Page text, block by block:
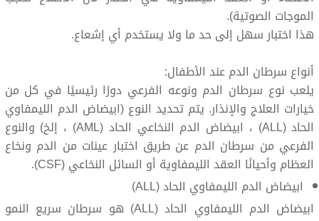
الموجات الصوتية).
هذا اختبار سهل إلى حد ما ولا يستخدم أي إشعاع.
أنواع سرطان الدم عند الأطفال:
يلعب نوع سرطان الدم ونوعه الفرعي دورًا رئيسيًا في كل من
خيارات العلاج والإنذار. يتم تحديد النوع (ابيضاض الدم الليمفاوي
الحاد (ALL) ، ابيضاض الدم النخاعي الحاد (AML) ، إلخ) والنوع
الفرعي من سرطان الدم عن طريق اختبار عينات من الدم ونخاع
العظام وأحيانًا العقد الليمفاوية أو السائل النخاعي (CSF).
ابيضاض الدم الليمفاوي الحاد (ALL)
ابيضاض الدم الليمفاوي الحاد (ALL) هو سرطان سريع النمو